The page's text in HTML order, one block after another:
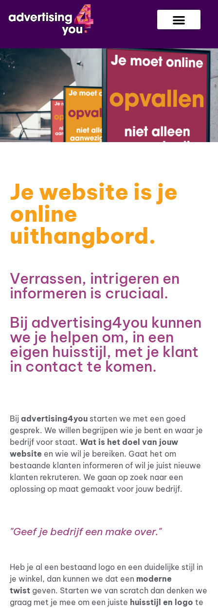
Je website is je
online
uithangbord.
Verrassen, intrigeren en
informeren is cruciaal.
Bij advertising4you kunnen
we je helpen om, in een
eigen huisstijl, met je klant
in contact te komen.
Bij advertising4you starten we met een goed
gesprek. We willen begrijpen wie je bent en waar je
bedrijf voor staat. Wat is het doel van jouw
website en wie wil je bereiken. Gaat het om
bestaande klanten informeren of wil je juist nieuwe
klanten rekruteren. We gaan op zoek naar een
oplossing op maat gemaakt voor jouw bedrijf.
"Geef je bedrijf een make over."
Heb je al een bestaand logo en een duidelijke stijl in
je winkel, dan kunnen we dat een moderne
twist geven. Starten we van scratch dan denken we
graag met je mee om een juiste huisstijl en logo te